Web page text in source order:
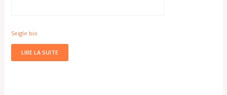
Seigle bio
LIRE LA SUITE